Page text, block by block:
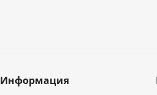
Информация